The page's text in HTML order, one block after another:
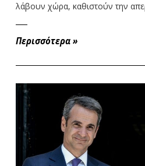
λάβουν χώρα, καθιστούν την
Περισσότερα »